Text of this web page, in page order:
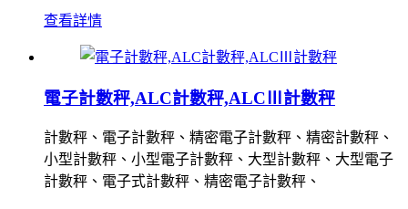
查看詳情
電子計數秤,ALC計數秤,ALCⅢ計數秤
計數秤、電子計數秤、精密電子計數秤、精密計數秤、
小型計數秤、小型電子計數秤、大型計數秤、大型電子
計數秤、電子式計數秤、精密電子計數秤、